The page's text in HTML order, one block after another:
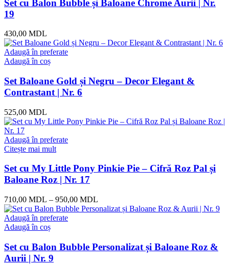
Set cu Balon Bubble și Baloane Chrome Aurii | Nr.
19
430,00 MDL
Adaugă în preferate
Adaugă în coș
Set Baloane Gold și Negru – Decor Elegant &
Contrastant | Nr. 6
525,00 MDL
Adaugă în preferate
Citește mai mult
Set cu My Little Pony Pinkie Pie – Cifră Roz Pal și
Baloane Roz | Nr. 17
710,00 MDL – 950,00 MDL
Adaugă în preferate
Adaugă în coș
Set cu Balon Bubble Personalizat și Baloane Roz &
Aurii | Nr. 9